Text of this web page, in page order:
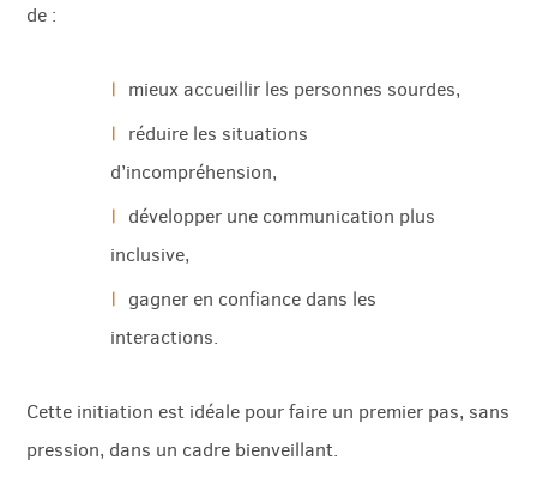
de :
mieux accueillir les personnes sourdes,
réduire les situations
d’incompréhension,
développer une communication plus
inclusive,
gagner en confiance dans les
interactions.
Cette initiation est idéale pour faire un premier pas, sans
pression, dans un cadre bienveillant.